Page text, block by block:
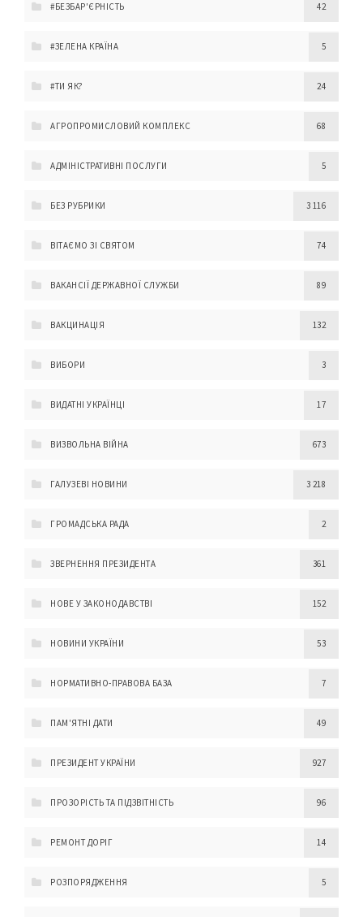
#БЕЗБАР'ЄРНІСТЬ 42
#ЗЕЛЕНА КРАЇНА 5
#ТИ ЯК? 24
АГРОПРОМИСЛОВИЙ КОМПЛЕКС 68
АДМІНІСТРАТИВНІ ПОСЛУГИ 5
БЕЗ РУБРИКИ 3 116
ВІТАЄМО ЗІ СВЯТОМ 74
ВАКАНСІЇ ДЕРЖАВНОЇ СЛУЖБИ 89
ВАКЦИНАЦІЯ 132
ВИБОРИ 3
ВИДАТНІ УКРАЇНЦІ 17
ВИЗВОЛЬНА ВІЙНА 673
ГАЛУЗЕВІ НОВИНИ 3 218
ГРОМАДСЬКА РАДА 2
ЗВЕРНЕННЯ ПРЕЗИДЕНТА 361
НОВЕ У ЗАКОНОДАВСТВІ 152
НОВИНИ УКРАЇНИ 53
НОРМАТИВНО-ПРАВОВА БАЗА 7
ПАМ'ЯТНІ ДАТИ 49
ПРЕЗИДЕНТ УКРАЇНИ 927
ПРОЗОРІСТЬ ТА ПІДЗВІТНІСТЬ 96
РЕМОНТ ДОРІГ 14
РОЗПОРЯДЖЕННЯ 5